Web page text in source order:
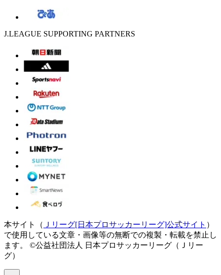
J.LEAGUE SUPPORTING PARTNERS
本サイト（ Ｊリーグ[日本プロサッカーリーグ]公式サイト ）
で使用している文章・画像等の無断での複製・転載を禁止し
ます。
©公益社団法人 日本プロサッカーリーグ（Ｊリー
グ）